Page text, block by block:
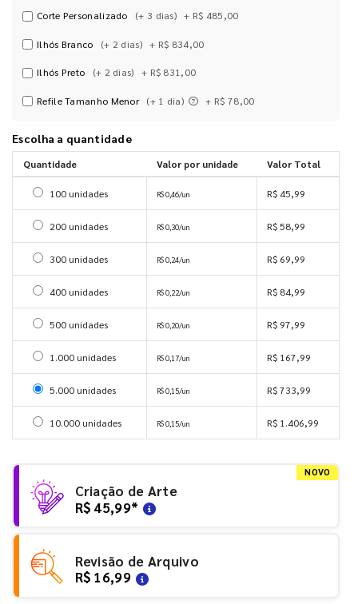
Corte Personalizado (+ 3 dias) + R$ 485,00
Ilhós Branco (+ 2 dias) + R$ 834,00
Ilhós Preto (+ 2 dias) + R$ 831,00
Refile Tamanho Menor (+ 1 dia) + R$ 78,00
Escolha a quantidade
Quantidade Valor por unidade Valor Total
Selecionar 100 unidades
100 unidades R$ 0,46/un R$ 45,99
Selecionar 200 unidades
200 unidades R$ 0,30/un R$ 58,99
Selecionar 300 unidades
300 unidades R$ 0,24/un R$ 69,99
Selecionar 400 unidades
400 unidades R$ 0,22/un R$ 84,99
Selecionar 500 unidades
500 unidades R$ 0,20/un R$ 97,99
Selecionar 1000 unidades
1.000 unidades R$ 0,17/un R$ 167,99
Selecionar 5000 unidades
5.000 unidades R$ 0,15/un R$ 733,99
Selecionar 10000 unidades
10.000 unidades R$ 0,15/un R$ 1.406,99
NOVO
Criação de Arte
R$ 45,99*
Revisão de Arquivo
R$ 16,99